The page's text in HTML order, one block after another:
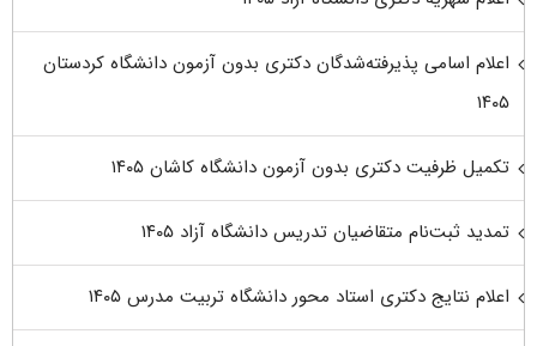
اعلام اسامی پذیرفته‌شدگان دکتری بدون آزمون دانشگاه کردستان
۱۴۰۵
تکمیل ظرفیت دکتری بدون آزمون دانشگاه کاشان ۱۴۰۵
تمدید ثبت‌نام متقاضیان تدریس دانشگاه آزاد ۱۴۰۵
اعلام نتایج دکتری استاد محور دانشگاه تربیت مدرس ۱۴۰۵